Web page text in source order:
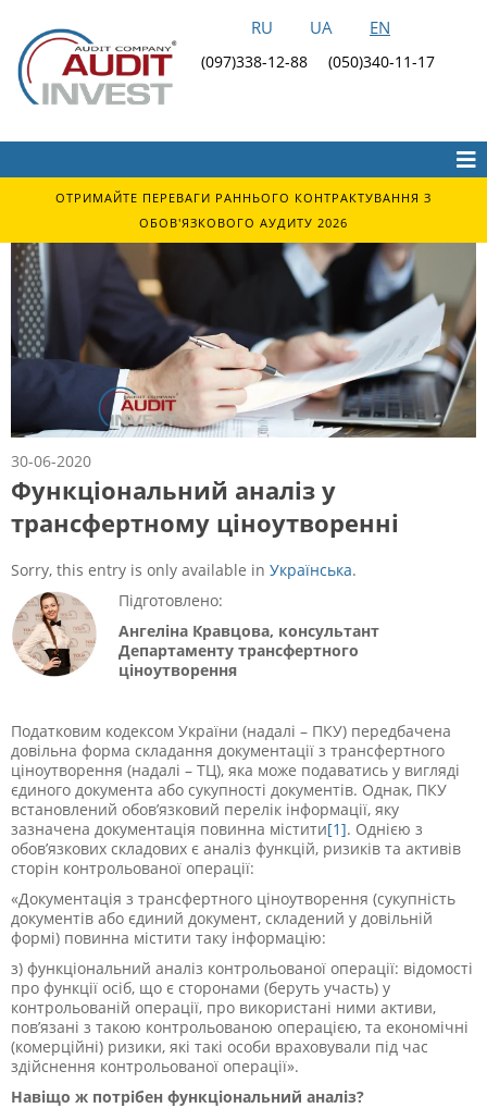
RU UA EN
(097)338-12-88 (050)340-11-17
ОТРИМАЙТЕ ПЕРЕВАГИ РАННЬОГО КОНТРАКТУВАННЯ З
ОБОВ'ЯЗКОВОГО АУДИТУ 2026
30-06-2020
Функціональний аналіз у
трансфертному ціноутворенні
Sorry, this entry is only available in Українська.
Підготовлено:
Ангеліна Кравцова, консультант
Департаменту трансфертного
ціноутворення
Податковим кодексом України (надалі – ПКУ) передбачена
довільна форма складання документації з трансфертного
ціноутворення (надалі – ТЦ), яка може подаватись у вигляді
єдиного документа або сукупності документів. Однак, ПКУ
встановлений обов’язковий перелік інформації, яку
зазначена документація повинна містити[1]. Однією з
обов’язкових складових є аналіз функцій, ризиків та активів
сторін контрольованої операції:
«Документація з трансфертного ціноутворення (сукупність
документів або єдиний документ, складений у довільній
формі) повинна містити таку інформацію:
з) функціональний аналіз контрольованої операції: відомості
про функції осіб, що є сторонами (беруть участь) у
контрольованій операції, про використані ними активи,
пов’язані з такою контрольованою операцією, та економічні
(комерційні) ризики, які такі особи враховували під час
здійснення контрольованої операції».
Навіщо ж потрібен функціональний аналіз?